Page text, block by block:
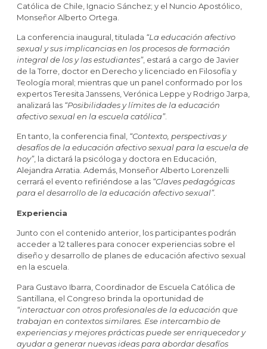
Católica de Chile, Ignacio Sánchez; y el Nuncio Apostólico,
Monseñor Alberto Ortega.
La conferencia inaugural, titulada “La educación afectivo
sexual y sus implicancias en los procesos de formación
integral de los y las estudiantes”, estará a cargo de Javier
de la Torre, doctor en Derecho y licenciado en Filosofía y
Teología moral; mientras que un panel conformado por los
expertos Teresita Janssens, Verónica Leppe y Rodrigo Jarpa,
analizará las “Posibilidades y límites de la educación
afectivo sexual en la escuela católica”.
En tanto, la conferencia final, “Contexto, perspectivas y
desafíos de la educación afectivo sexual para la escuela de
hoy”, la dictará la psicóloga y doctora en Educación,
Alejandra Arratia. Además, Monseñor Alberto Lorenzelli
cerrará el evento refiriéndose a las “Claves pedagógicas
para el desarrollo de la educación afectivo sexual”.
Experiencia
Junto con el contenido anterior, los participantes podrán
acceder a 12 talleres para conocer experiencias sobre el
diseño y desarrollo de planes de educación afectivo sexual
en la escuela.
Para Gustavo Ibarra, Coordinador de Escuela Católica de
Santillana, el Congreso brinda la oportunidad de
“interactuar con otros profesionales de la educación que
trabajan en contextos similares. Ese intercambio de
experiencias y mejores prácticas puede ser enriquecedor y
ayudar a generar nuevas ideas para abordar desafíos